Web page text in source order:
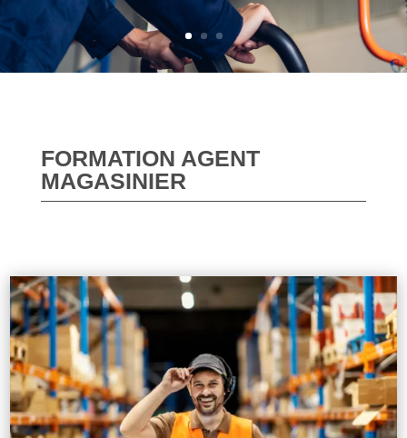
FORMATION AGENT
MAGASINIER